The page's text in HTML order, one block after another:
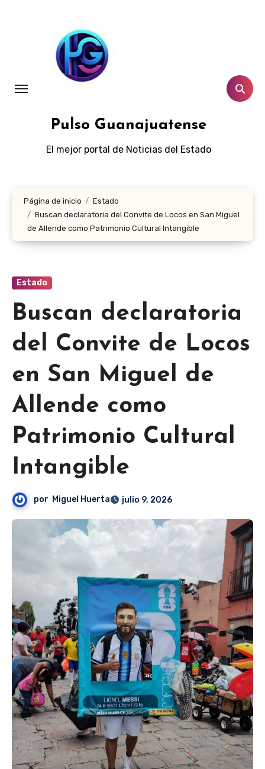
Pulso Guanajuatense
El mejor portal de Noticias del Estado
Página de inicio
Estado
Buscan declaratoria del Convite de Locos en San Miguel
de Allende como Patrimonio Cultural Intangible
Estado
Buscan declaratoria
del Convite de Locos
en San Miguel de
Allende como
Patrimonio Cultural
Intangible
por Miguel Huerta julio 9, 2026